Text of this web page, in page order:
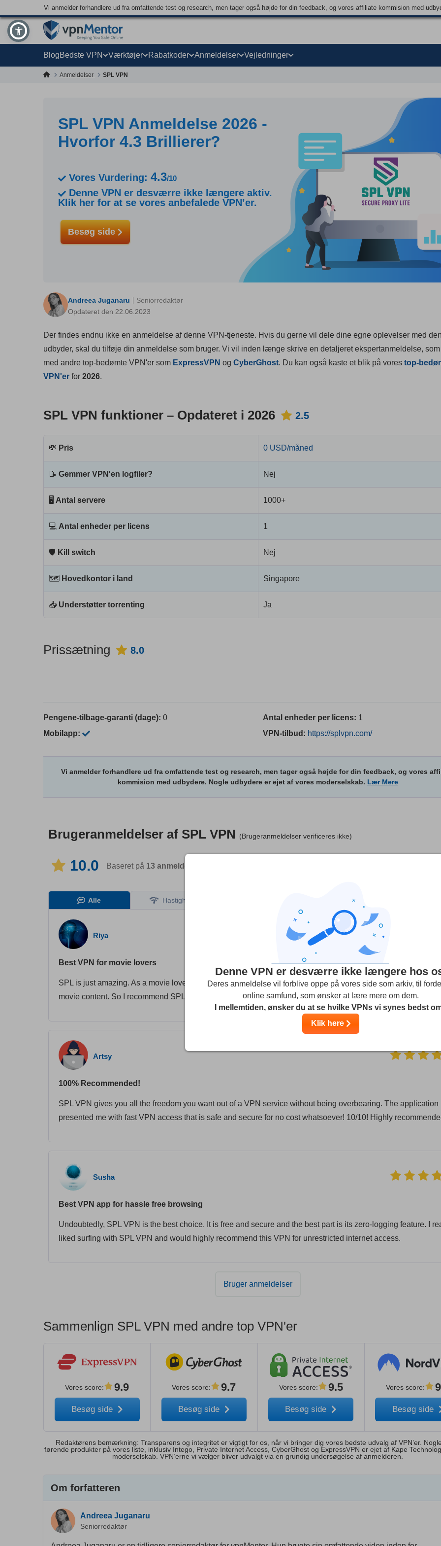
Vi anmelder forhandlere ud fra omfattende test og research, men tager også højde for din feedback, og vores affiliate kommision med
BlogBedste VPN Værktøjer Rabatkoder Anmeldelser Vejledninger
Anmeldelser SPL VPN
SPL VPN Anmeldelse 2026 -
Hvorfor 4.3 Brillierer?
Vores Vurdering: 4.3/10
Denne VPN er desværre ikke længere aktiv.
Klik her for at se vores anbefalede VPN’er.
Besøg side
Andreea Juganaru
Opdateret den 22.06.2023
Seniorredaktør
Der findes endnu ikke en anmeldelse af denne VPN-tjeneste. Hvis du gerne vil dele dine egne oplevelser med
udbyder, skal du tilføje din anmeldelse som bruger. Vi vil inden længe skrive en detaljeret ekspertanmeldelse,
med andre top-bedømte VPN'er som ExpressVPN og CyberGhost. Du kan også kaste et blik på vores top-
VPN'er for 2026.
SPL VPN funktioner – Opdateret i 2026 2.5
💸 Pris 0 USD/måned
📝 Gemmer VPN'en logfiler? Nej
🖥 Antal servere 1000+
💻 Antal enheder per licens 1
🛡 Kill switch Nej
🗺 Hovedkontor i land Singapore
📥 Understøtter torrenting Ja
Prissætning 8.0
Pengene-tilbage-garanti (dage): 0
Mobilapp:
Antal enheder per licens: 1
VPN-tilbud: https://splvpn.com/
Vi anmelder forhandlere ud fra omfattende test og research, men tager også højde for din feedback, og vores
kommision med udbydere. Nogle udbydere er ejet af vores moderselskab. Lær Mere
Brugeranmeldelser af SPL VPN (Brugeranmeldelser verificeres ikke)
10.0 Baseret på 13 anmeldelser
Alle Hastighed Sikkerhed
Riya
Best VPN for movie lovers
SPL is just amazing. As a movie lover, this VPN is very much helpful for me. It helps me to access any hidden
movie content. So I recommend SPL VPN for safe and secure browsing. This is the best VPN I have ever seen.
Artsy
100% Recommended!
SPL VPN gives you all the freedom you want out of a VPN service without being overbearing. The application
presented me with fast VPN access that is safe and secure for no cost whatsoever! 10/10! Highly
Susha
Best VPN app for hassle free browsing
Undoubtedly, SPL VPN is the best choice. It is free and secure and the best part is its zero-logging feature. I
liked surfing with SPL VPN and would highly recommend this VPN for unrestricted internet access.
Bruger anmeldelser
Sammenlign SPL VPN med andre top VPN'er
Vores score: 9.9
Besøg side
Vores score: 9.7
Besøg side
Vores score: 9.5
Besøg side
Vores score:
Besøg side
Redaktørens bemærkning: Transparens og integritet er vigtigt for os, når vi bringer dig vores bedste udvalg af VPN’er.
førende produkter på vores liste, inklusiv Intego, Private Internet Access, CyberGhost og ExpressVPN er ejet af Kape
moderselskab. VPN’erne vi vælger bliver udvalgt via en grundig undersøgelse af anmelderen.
Om forfatteren
Andreea Juganaru
Seniorredaktør
Denne VPN er desværre ikke længere hos
Deres anmeldelse vil forblive oppe på vores side som arkiv, til
online samfund, som ønsker at lære mere om dem.
I mellemtiden, ønsker du at se hvilke VPNs vi synes bedst
Klik here